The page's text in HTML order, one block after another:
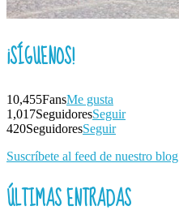
¡SÍGUENOS!
10,455FansMe gusta
1,017SeguidoresSeguir
420SeguidoresSeguir
Suscríbete al feed de nuestro blog
ÚLTIMAS ENTRADAS